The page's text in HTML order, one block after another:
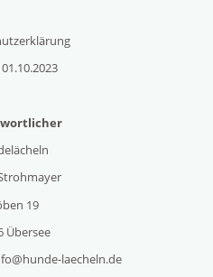
19
Übersee
laecheln.de